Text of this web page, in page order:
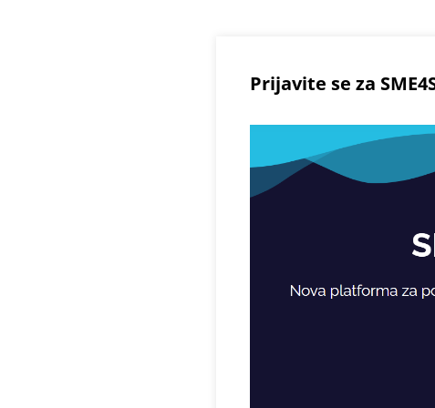
Prijavite se za